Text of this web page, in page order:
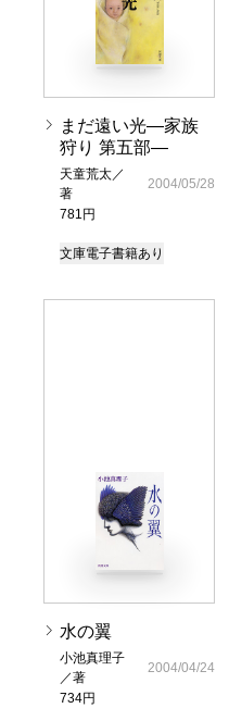
まだ遠い光―家族
狩り 第五部―
天童荒太／
著
781円
2004/05/28
文庫電子書籍あり
水の翼
小池真理子
／著
734円
2004/04/24